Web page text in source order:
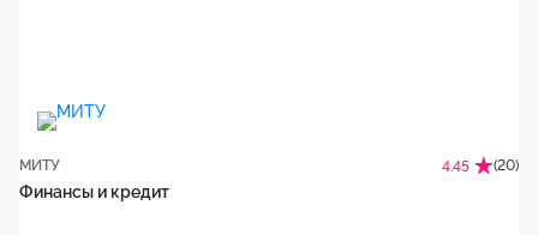
МИТУ 4.45 (20)
Финансы и кредит